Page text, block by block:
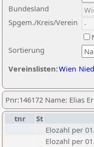
Sortierung
Bundesland
Spgem./Kreis/Verein
Vereinslisten:Wien
Pnr:146172 Name: Elias
tnr
St
Elozahl per
Elozahl per